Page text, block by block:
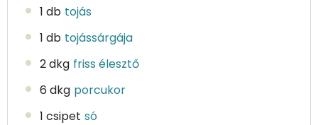
1 db tojás
1 db tojássárgája
2 dkg friss élesztő
6 dkg porcukor
1 csipet só